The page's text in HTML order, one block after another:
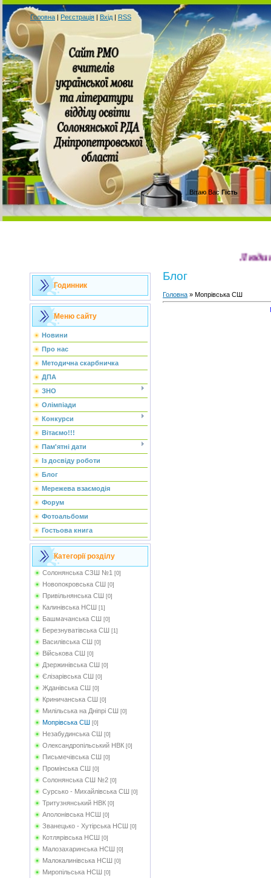
Головна | Реєстрація | Вхід | RSS
Вітаю Вас Гість
Годинник
Меню сайту
Новини
Про нас
Методична скарбничка
ДПА
ЗНО
Олімпіади
Конкурси
Вітаємо!!!
Пам'ятні дати
Із досвіду роботи
Блог
Мережева взаємодія
Форум
Фотоальбоми
Гостьова книга
Категорії розділу
Солонянська СЗШ №1 [0]
Новопокровська СШ [0]
Привільнянська СШ [0]
Калинівська НСШ [1]
Башмачанська СШ [0]
Березнуватівська СШ [1]
Василівська СШ [0]
Військова СШ [0]
Дзержинівська СШ [0]
Єлізарівська СШ [0]
Жданівська СШ [0]
Криничанська СШ [0]
Милільська на Дніпрі СШ [0]
Мопрівська СШ [0]
Незабудинська СШ [0]
Олександропільський НВК [0]
Письмечівська СШ [0]
Промінська СШ [0]
Солонянська СШ №2 [0]
Сурсько - Михайлівська СШ [0]
Тритузнянський НВК [0]
Аполонівська НСШ [0]
Званецько - Хутірська НСШ [0]
Котлярівська НСШ [0]
Малозахаринська НСШ [0]
Малокалинівська НСШ [0]
Миропільська НСШ [0]
Блог
Головна » Мопрівська СШ